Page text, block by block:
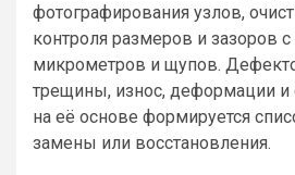
фотографирования узлов,
контроля размеров и зазоров
микрометров и щупов.
трещины, износ, деформации и
на её основе формируется
замены или восстановления.